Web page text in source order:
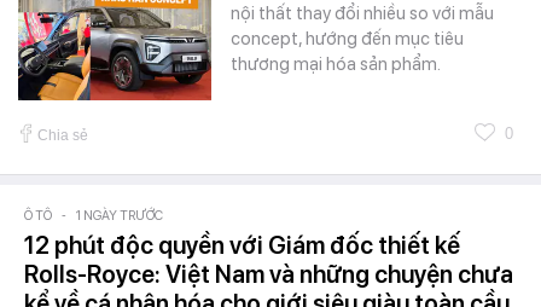
nội thất thay đổi nhiều so với mẫu
concept, hướng đến mục tiêu
thương mại hóa sản phẩm.
Chia sẻ 0
Ô TÔ - 1 NGÀY TRƯỚC
12 phút độc quyền với Giám đốc thiết kế
Rolls-Royce: Việt Nam và những chuyện chưa